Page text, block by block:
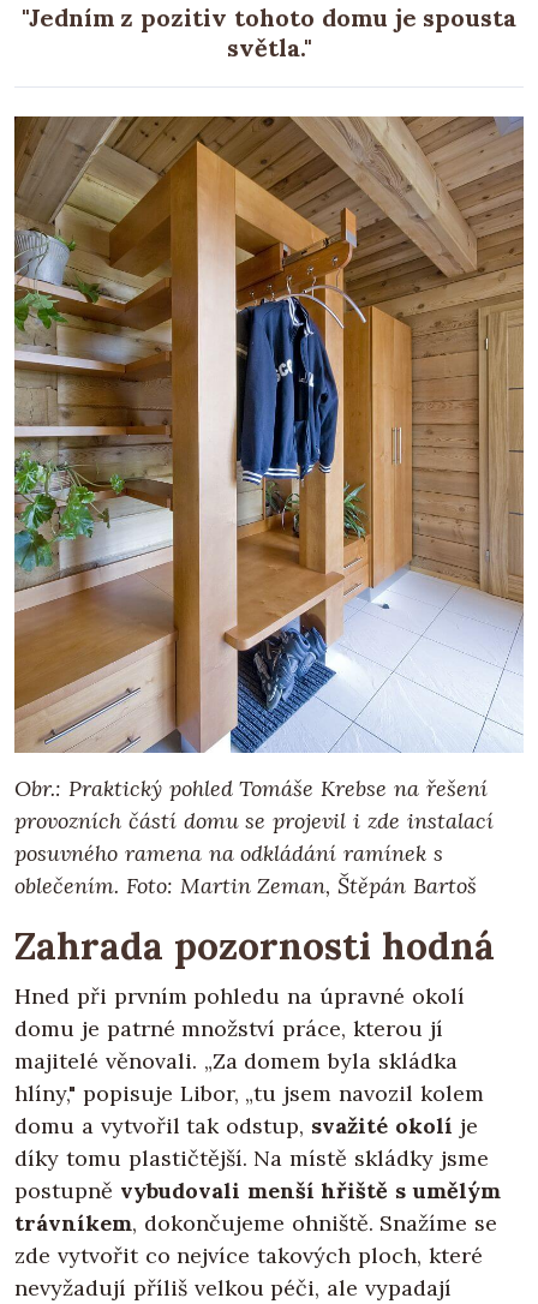
"Jedním z pozitiv tohoto domu je spousta
světla."
Obr.: Praktický pohled Tomáše Krebse na řešení
provozních částí domu se projevil i zde instalací
posuvného ramena na odkládání ramínek s
oblečením. Foto: Martin Zeman, Štěpán Bartoš
Zahrada pozornosti hodná
Hned při prvním pohledu na úpravné okolí
domu je patrné množství práce, kterou jí
majitelé věnovali. „Za domem byla skládka
hlíny," popisuje Libor, „tu jsem navozil kolem
domu a vytvořil tak odstup, svažité okolí je
díky tomu plastičtější. Na místě skládky jsme
postupně vybudovali menší hřiště s umělým
trávníkem, dokončujeme ohniště. Snažíme se
zde vytvořit co nejvíce takových ploch, které
nevyžadují příliš velkou péči, ale vypadají